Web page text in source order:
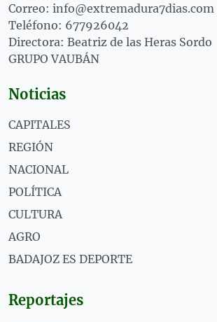
Correo: info@extremadura7dias.com
Teléfono: 677926042
Directora: Beatriz de las Heras Sordo
GRUPO VAUBÁN
Noticias
CAPITALES
REGIÓN
NACIONAL
POLÍTICA
CULTURA
AGRO
BADAJOZ ES DEPORTE
Reportajes